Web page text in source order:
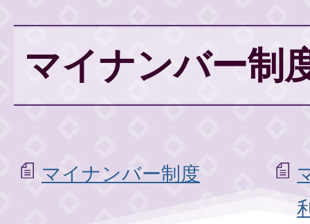
マイナンバー制
マイナンバー制度